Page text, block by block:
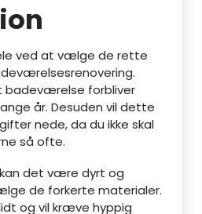
ved at vælge de rette
badeværelse forbliver
år. Desuden vil dette
nede, da du ikke skal
så ofte.
det være dyrt og
de forkerte materialer.
og vil kræve hyppig